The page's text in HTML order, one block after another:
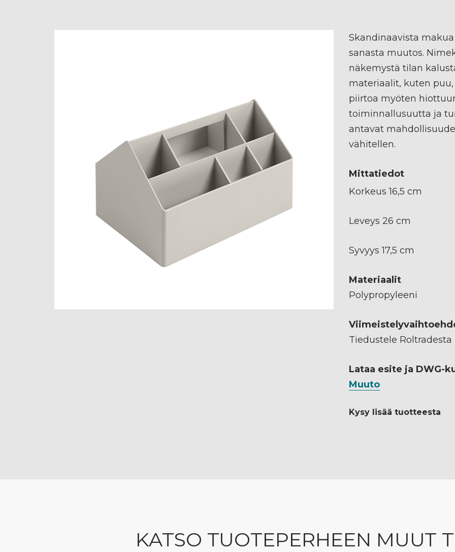
Skandinaavista
sanasta muutos.
näkemystä tilan
materiaalit, kuten
piirtoa myöten
toiminnallusuutta ja
antavat
vähitellen.
Mittatiedot
Korkeus 16,5 cm
Leveys 26 cm
Syvyys 17,5 cm
Materiaalit
Polypropyleeni
Tiedustele Roltradesta
Lataa esite ja DWG-
Muuto
Kysy lisää tuotteesta
KATSO TUOTEPERHEEN MUUT